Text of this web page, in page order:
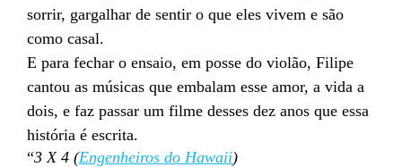
sorrir, gargalhar de sentir o que eles vivem e são
como casal.
E para fechar o ensaio, em posse do violão, Filipe
cantou as músicas que embalam esse amor, a vida a
dois, e faz passar um filme desses dez anos que essa
história é escrita.
“3 X 4 (Engenheiros do Hawaii)